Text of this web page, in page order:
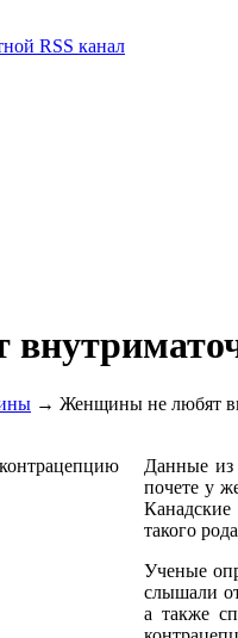
→ Женщины не любят
Данные из
почете у
такого
Ученые
слышали
а также